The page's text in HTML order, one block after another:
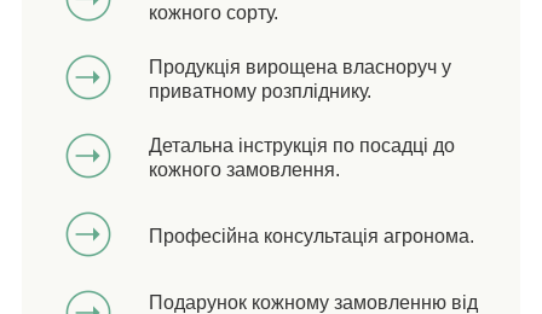
кожного сорту.
Продукція вирощена власноруч у
приватному розпліднику.
Детальна інструкція по посадці до
кожного замовлення.
Професійна консультація агронома.
Подарунок кожному замовленню від